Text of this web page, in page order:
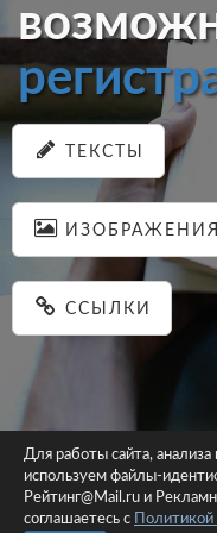
ТЕКСТЫ
ИЗОБРАЖЕНИЯ
ССЫЛКИ
© 2026 pastein.ru |
Для работы сайта,
используем файлы-
Рейтинг@Mail.ru и
соглашаетесь с